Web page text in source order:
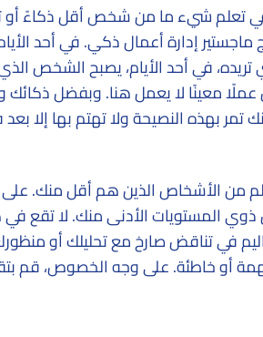
تعلم شيء ما من شخص أقل ذكاءً أو
ماجستير إدارة أعمال ذكي. في أحد
تريده، في أحد الأيام، يصبح الشخص
معينًا لا يعمل هنا. وبفضل ذكائك
تمر بهذه النصيحة ولا تهتم بها إلا
من الأشخاص الذين هم أقل منك. على
ذوي المستويات الأدنى منك. لا
في تناقض صارخ مع تحليلك أو
أو خاطئة. على وجه الخصوص، قم بتقدير